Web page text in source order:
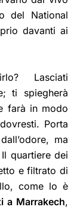
del National
davanti ai
Lasciati
ti spiegherà
farà in modo
Porta
ma
quartiere dei
e filtrato di
come lo è
a Marrakech,